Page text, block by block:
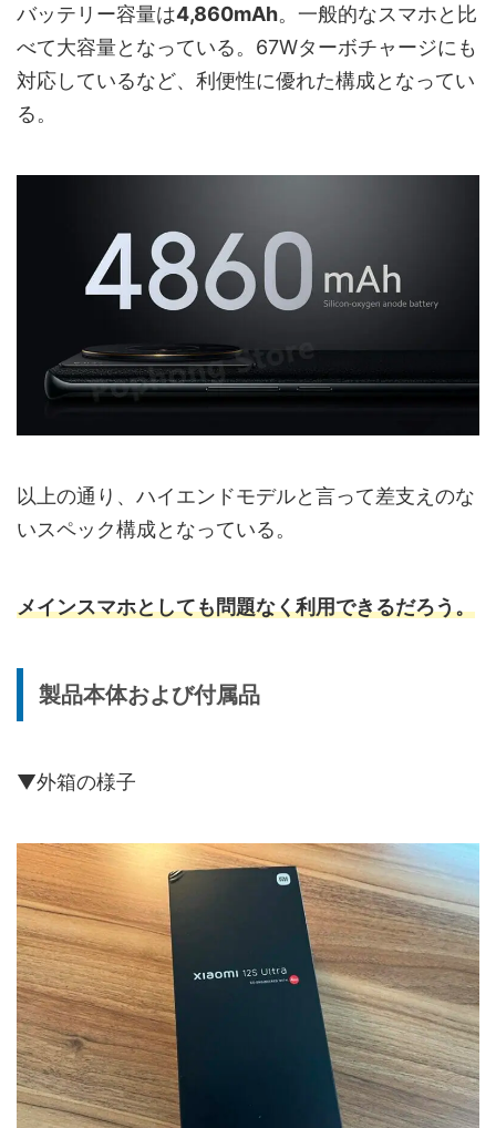
バッテリー容量は4,860mAh。一般的なスマホと比
べて大容量となっている。67Wターボチャージにも
対応しているなど、利便性に優れた構成となってい
る。
以上の通り、ハイエンドモデルと言って差支えのな
いスペック構成となっている。
メインスマホとしても問題なく利用できるだろう。
製品本体および付属品
▼外箱の様子